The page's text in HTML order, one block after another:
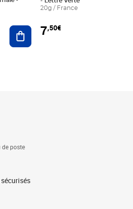
Ajouter au panier
20g / France
7,50€
de poste